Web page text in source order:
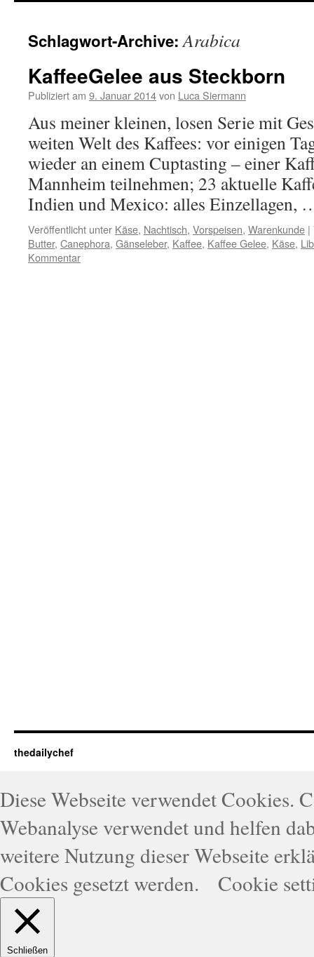
Schlagwort-Archive:Arabica
KaffeeGelee aus Steckborn
Publiziert am 9. Januar 2014von Luca Siermann
Aus meiner kleinen, losen Serie mit
weiten Welt des Kaffees: vor einigen
wieder an einem Cuptasting – einer
Mannheim teilnehmen; 23 aktuelle
Indien und Mexico: alles Einzellagen,
Veröffentlicht unter Käse, Nachtisch, Vorspeisen, Warenkunde |
Butter, Canephora, Gänseleber, Kaffee, Kaffee Gelee, Käse,
Kommentar
thedailychef
Diese Webseite verwendet Cookies.
Webanalyse verwendet und helfen
weitere Nutzung dieser Webseite
Cookies gesetzt werden.
Cookie
Schließen